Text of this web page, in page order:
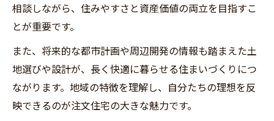
相談しながら、住みやすさと資産価値の両立を目指すこ
とが重要です。
また、将来的な都市計画や周辺開発の情報も踏まえた土
地選びや設計が、長く快適に暮らせる住まいづくりにつ
ながります。地域の特徴を理解し、自分たちの理想を反
映できるのが注文住宅の大きな魅力です。